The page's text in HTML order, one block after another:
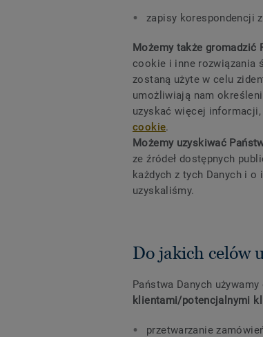
zapisy korespondencji
Możemy także gromadzić
cookie i inne rozwiązania
zostaną użyte w celu
umożliwiają nam
uzyskać więcej informacji,
cookie.
Możemy uzyskiwać
ze źródeł dostępnych
każdych z tych Danych i
uzyskaliśmy.
Do jakich celów
Państwa Danych używamy
klientami/potencjalnymi
przetwarzanie